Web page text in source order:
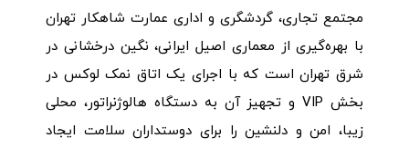
مجتمع تجاری، گردشگری و اداری عمارت شاهکار تهران
با بهره‌گیری از معماری اصیل ایرانی، نگین درخشانی در
شرق تهران است که با اجرای یک اتاق نمک لوکس در
بخش VIP و تجهیز آن به دستگاه هالوژنراتور، محلی
زیبا، امن و دلنشین را برای دوستداران سلامت ایجاد